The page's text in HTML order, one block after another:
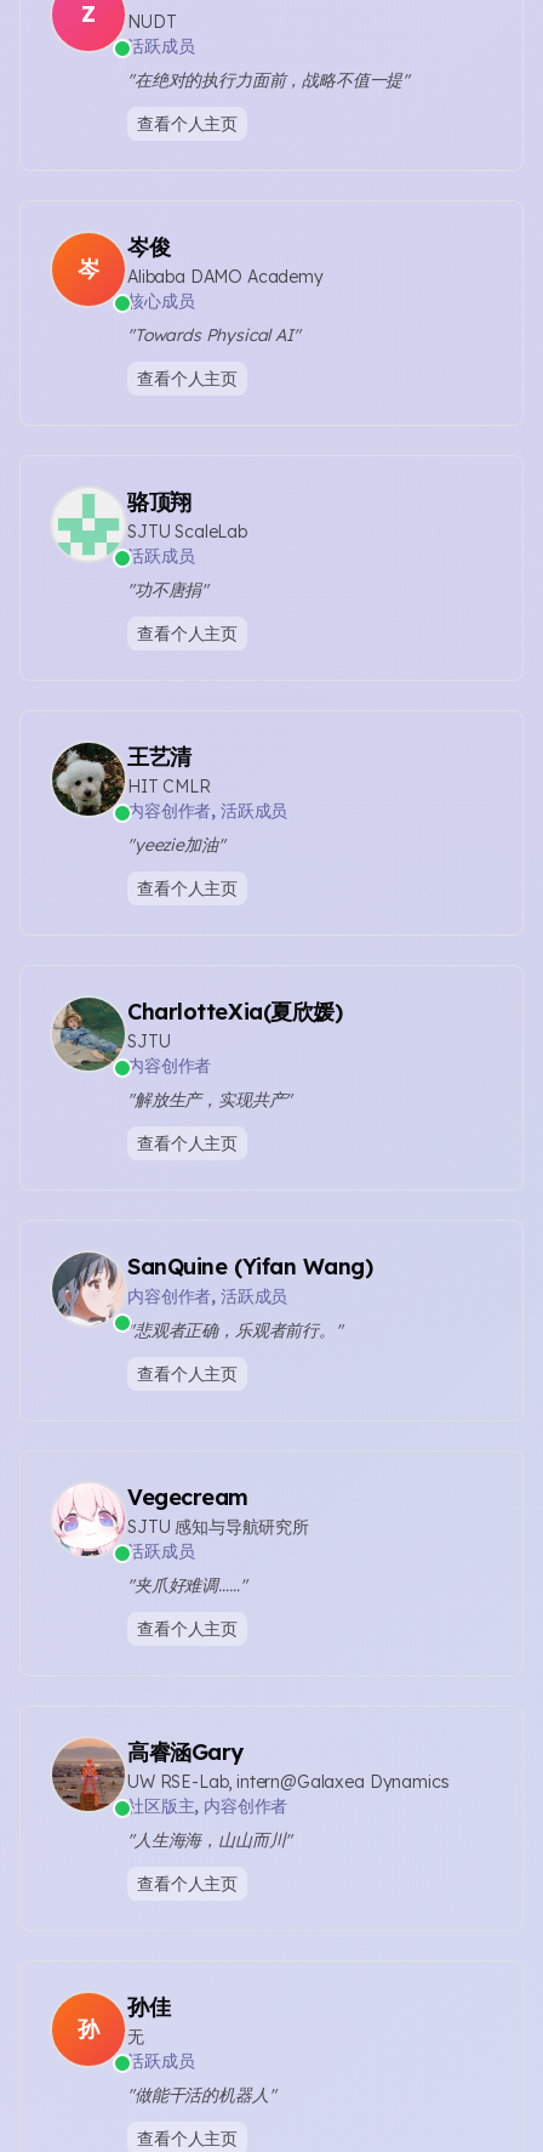
Z
NUDT
活跃成员
"在绝对的执行力面前，战略不值一提"
查看个人主页
岑
岑俊
Alibaba DAMO Academy
核心成员
"Towards Physical AI"
查看个人主页
骆顶翔
SJTU ScaleLab
活跃成员
"功不唐捐"
查看个人主页
王艺清
HIT CMLR
内容创作者, 活跃成员
"yeezie加油"
查看个人主页
CharlotteXia(夏欣媛)
SJTU
内容创作者
"解放生产，实现共产"
查看个人主页
SanQuine (Yifan Wang)
内容创作者, 活跃成员
"悲观者正确，乐观者前行。"
查看个人主页
Vegecream
SJTU 感知与导航研究所
活跃成员
"夹爪好难调……"
查看个人主页
高睿涵Gary
UW RSE-Lab, intern@Galaxea Dynamics
社区版主, 内容创作者
"人生海海，山山而川"
查看个人主页
孙
孙佳
无
活跃成员
"做能干活的机器人"
查看个人主页